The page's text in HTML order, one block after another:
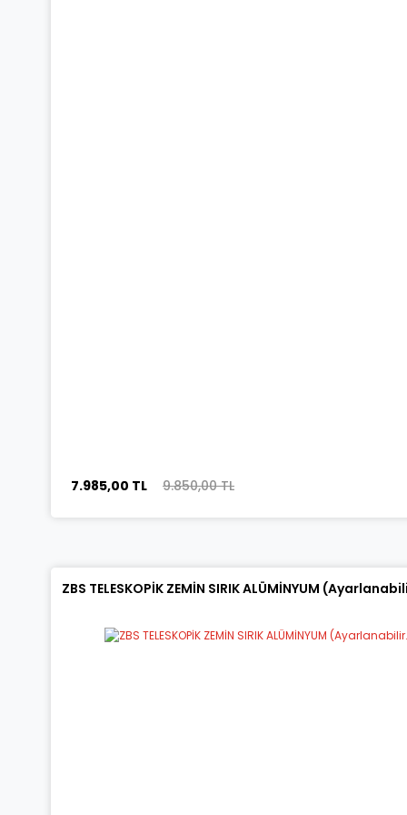
7.985,00 TL 9.850,00 TL
ZBS TELESKOPİK ZEMİN SIRIK ALÜMİNYUM